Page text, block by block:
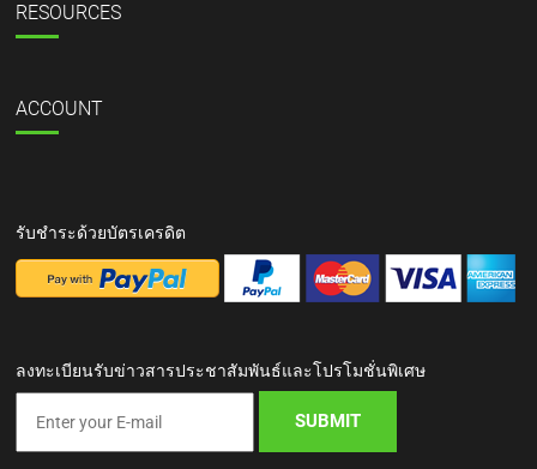
RESOURCES
ACCOUNT
รับชำระด้วยบัตรเครดิต
ลงทะเบียนรับข่าวสารประชาสัมพันธ์และโปรโมชั่นพิเศษ